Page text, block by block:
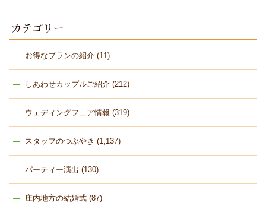
カテゴリー
お得なプランの紹介(11)
しあわせカップルご紹介(212)
ウェディングフェア情報 (319)
スタッフのつぶやき (1,137)
パーティー演出 (130)
庄内地方の結婚式(87)